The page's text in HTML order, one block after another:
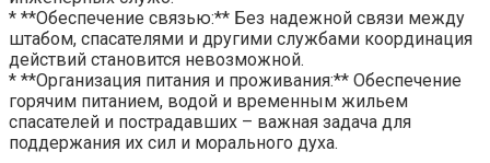
* **Обеспечение связью:** Без надежной связи между
штабом, спасателями и другими службами координация
действий становится невозможной.
* **Организация питания и проживания:** Обеспечение
горячим питанием, водой и временным жильем
спасателей и пострадавших – важная задача для
поддержания их сил и морального духа.